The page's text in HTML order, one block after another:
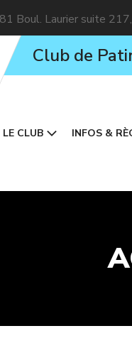
Boul. Laurier suite
Club de
LE CLUB INFOS &